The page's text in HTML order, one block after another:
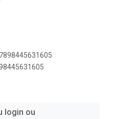
login ou